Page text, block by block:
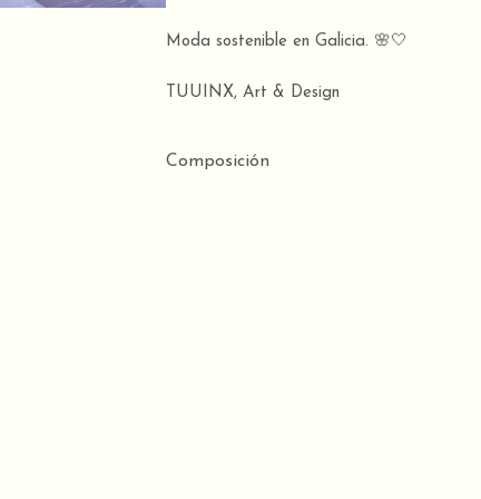
Moda sostenible en Galicia. 🌸🤍
TUUINX, Art & Design
Composición